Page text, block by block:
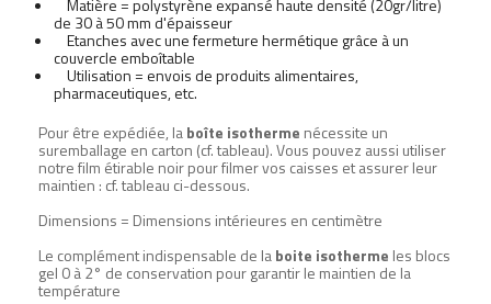
Matière = polystyrène expansé haute densité (20gr/litre)
de 30 à 50 mm d'épaisseur
Etanches avec une fermeture hermétique grâce à un
couvercle emboîtable
Utilisation = envois de produits alimentaires,
pharmaceutiques, etc.
Pour être expédiée, laboîte isotherme nécessite un
suremballage en carton (cf. tableau). Vous pouvez aussi utiliser
notre film étirable noir pour filmer vos caisses et assurer leur
maintien : cf. tableau ci-dessous.
Dimensions = Dimensions intérieures en centimètre
Le complément indispensable de laboite isotherme les blocs
gel 0 à 2° de conservation pour garantir le maintien de la
température